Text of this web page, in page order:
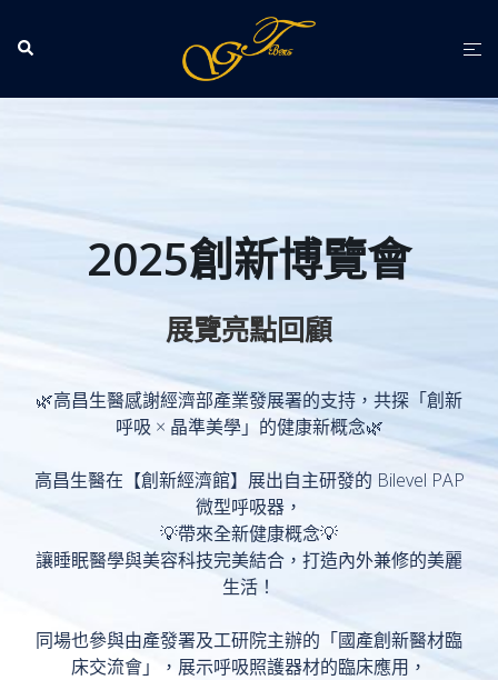
要
Search
2025創新博覽會
展覽亮點回顧
🌿高昌生醫感謝經濟部產業發展署的支持，共探「創新
呼吸 × 晶準美學」的健康新概念🌿
高昌生醫在【創新經濟館】展出自主研發的 Bilevel PAP
微型呼吸器，
💡帶來全新健康概念💡
讓睡眠醫學與美容科技完美結合，打造內外兼修的美麗
生活！
同場也參與由產發署及工研院主辦的「國產創新醫材臨
床交流會」，展示呼吸照護器材的臨床應用，